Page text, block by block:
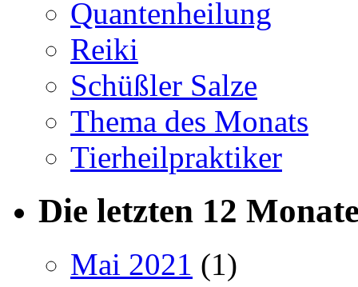
Quantenheilung
Reiki
Schüßler Salze
Thema des Monats
Tierheilpraktiker
Die letzten 12
Mai 2021 (1)